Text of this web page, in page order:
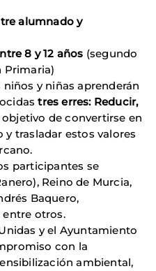
alumnado y
8 y 12 años (segundo
Primaria)
y niñas aprenderán
tres erres: Reducir,
objetivo de convertirse en
trasladar estos valores
participantes se
Reino de Murcia,
Baquero,
entre otros.
y el Ayuntamiento
con la
ambiental,